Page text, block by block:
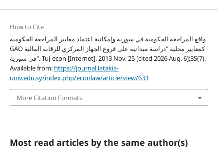
How to Cite
واقع المراجعة الحكومية في سورية وإمكانية اعتماد معايير المراجعة الحكومية
GAO كمعايير محلية "دراسة ميدانية على فروع الجهاز المركزي للرقابة المالية
في سورية". Tuj-econ [Internet]. 2013 Nov. 25 [cited 2026 Aug. 6];35(7).
Available from: https://journal.latakia-
univ.edu.sy/index.php/econlaw/article/view/633
More Citation Formats
Most read articles by the same author(s)